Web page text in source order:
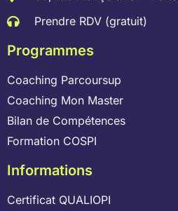
Prendre RDV (gratuit)
Programmes
Coaching Parcoursup
Coaching Mon Master
Bilan de Compétences
Formation COSPI
Informations
Certificat QUALIOPI